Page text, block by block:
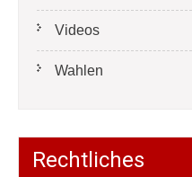
Videos
Wahlen
Rechtliches